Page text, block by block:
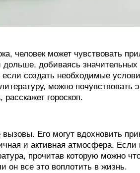
человек может чувствовать
дольше, добиваясь
создать необходимые
можно почувствовать
расскажет гороскоп.
Его могут вдохновить
и активная атмосфера. Если
прочитав которую можно
он все это воплотить в жизнь.